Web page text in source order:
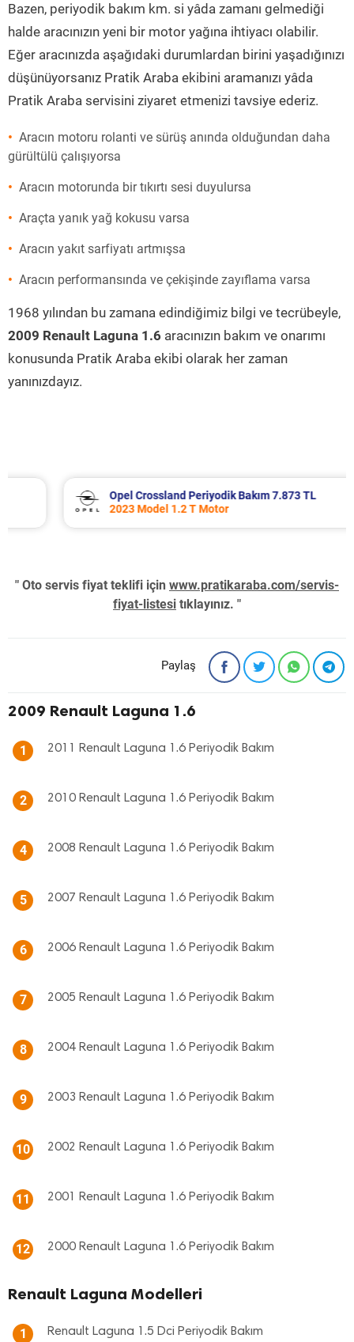
Bazen, periyodik bakım km. si yâda zamanı gelmediği
halde aracınızın yeni bir motor yağına ihtiyacı olabilir.
Eğer aracınızda aşağıdaki durumlardan birini yaşadığınızı
düşünüyorsanız Pratik Araba ekibini aramanızı yâda
Pratik Araba servisini ziyaret etmenizi tavsiye ederiz.
Aracın motoru rolanti ve sürüş anında olduğundan daha
gürültülü çalışıyorsa
Aracın motorunda bir tıkırtı sesi duyulursa
Araçta yanık yağ kokusu varsa
Aracın yakıt sarfiyatı artmışsa
Aracın performansında ve çekişinde zayıflama varsa
1968 yılından bu zamana edindiğimiz bilgi ve tecrübeyle,
2009 Renault Laguna 1.6 aracınızın bakım ve onarımı
konusunda Pratik Araba ekibi olarak her zaman
yanınızdayız.
Opel Crossland Periyodik Bakım 7.873 TL
2023 Model 1.2 T Motor
" Oto servis fiyat teklifi için www.pratikaraba.com/servis-
fiyat-listesi tıklayınız. "
Paylaş
2009 Renault Laguna 1.6
1 2011 Renault Laguna 1.6 Periyodik Bakım
2 2010 Renault Laguna 1.6 Periyodik Bakım
4 2008 Renault Laguna 1.6 Periyodik Bakım
5 2007 Renault Laguna 1.6 Periyodik Bakım
6 2006 Renault Laguna 1.6 Periyodik Bakım
7 2005 Renault Laguna 1.6 Periyodik Bakım
8 2004 Renault Laguna 1.6 Periyodik Bakım
9 2003 Renault Laguna 1.6 Periyodik Bakım
10 2002 Renault Laguna 1.6 Periyodik Bakım
11 2001 Renault Laguna 1.6 Periyodik Bakım
12 2000 Renault Laguna 1.6 Periyodik Bakım
Renault Laguna Modelleri
1 Renault Laguna 1.5 Dci Periyodik Bakım